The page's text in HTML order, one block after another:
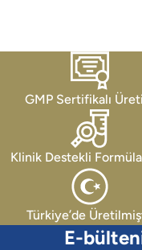
GMP Sertifikalı
Klinik Destekli
Türkiye’de
E-